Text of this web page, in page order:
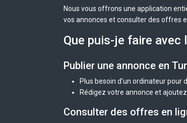
Nous vous offrons une application
vos annonces et consulter des offres
Que puis-je faire avec
Publier une annonce en
Plus besoin d'un ordinateur pour
Rédigez votre annonce et
Consulter des offres en